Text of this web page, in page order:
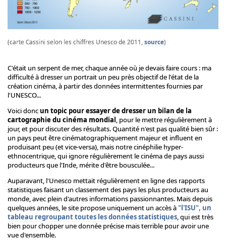
(carte Cassini selon les chiffres Unesco de 2011, source)
C'était un serpent de mer, chaque année où je devais faire cours : ma
difficulté à dresser un portrait un peu près objectif de l'état de la
création cinéma, à partir des données intermittentes fournies par
l'UNESCO...
Voici donc un topic pour essayer de dresser un bilan de la
cartographie du cinéma mondial, pour le mettre régulièrement à
jour, et pour discuter des résultats. Quantité n'est pas qualité bien sûr :
un pays peut être cinématographiquement majeur et influent en
produisant peu (et vice-versa), mais notre cinéphilie hyper-
ethnocentrique, qui ignore régulièrement le cinéma de pays aussi
producteurs que l'Inde, mérite d'être bousculée...
Auparavant, l'Unesco mettait régulièrement en ligne des rapports
statistiques faisant un classement des pays les plus producteurs au
monde, avec plein d'autres informations passionnantes. Mais depuis
quelques années, le site propose uniquement un accès à "l'ISU", un
tableau regroupant toutes les données statistiques, qui est très
bien pour chopper une donnée précise mais terrible pour avoir une
vue d'ensemble.